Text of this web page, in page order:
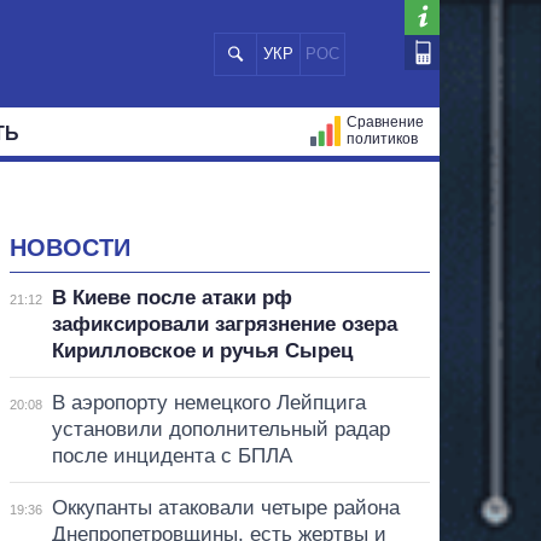
УКР РОС
Сравнение
политиков
НОВОСТИ
21:12
В Киеве после атаки рф
зафиксировали загрязнение озера
Кирилловское и ручья Сырец
20:08
В аэропорту немецкого Лейпцига
установили дополнительный радар
после инцидента с БПЛА
19:36
Оккупанты атаковали четыре района
Днепропетровщины, есть жертвы и